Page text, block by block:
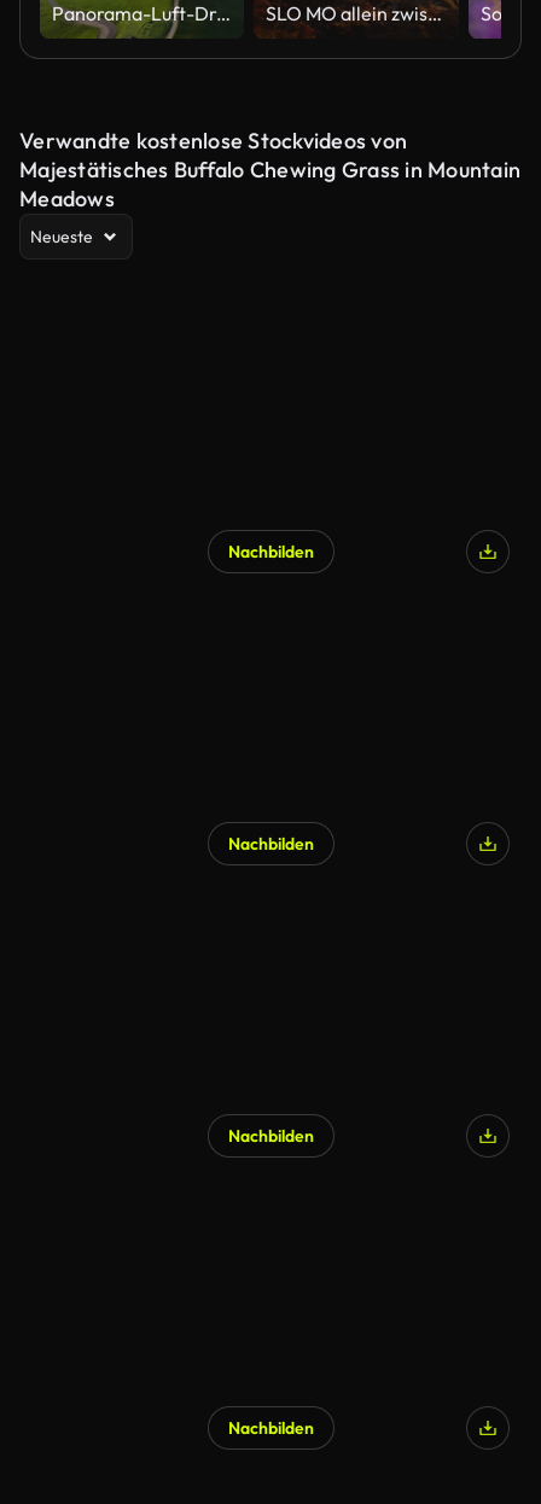
Panorama-Luft-Drohnen-Flugvideo rund um Trekker auf grünem Hügel mit wunderschöner Sonnenuntergangsszene Sommer der Dolomiten Alpen Berglandschaft. Atemberaubender Giau Pass - 2236m Bergpass in der Provinz Belluno in Italien SLO MO allein zwischen den Gipfeln: Frau wandert bei Sonnenuntergang an grasbewachsenen Berghängen bergauf
Verwandte kostenlose Stockvideos von
Majestätisches Buffalo Chewing Grass in Mountain
Meadows
Neueste
Nachbilden
Nachbilden
Nachbilden
Nachbilden